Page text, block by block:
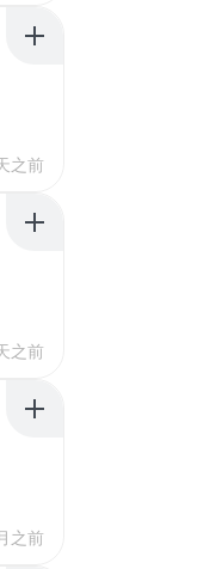
之前
之前
之前